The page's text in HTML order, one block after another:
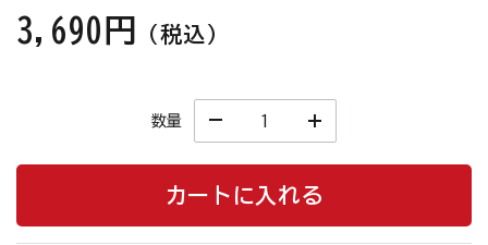
3,690円 （税込）
数量
カートに入れる